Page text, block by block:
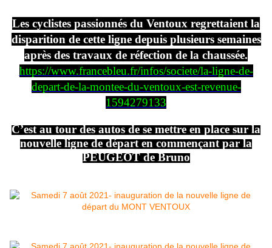
Les cyclistes passionnés du Ventoux regrettaient la
disparition de cette ligne depuis plusieurs semaines
après des travaux de réfection de la chaussée.
https://www.francebleu.fr/infos/societe/la-ligne-de-
depart-de-la-montee-du-ventoux-est-revenue-
1594279133
C’est au tour des autos de se mettre en place sur la
nouvelle ligne de départ en commençant par la
PEUGEOT de Bruno